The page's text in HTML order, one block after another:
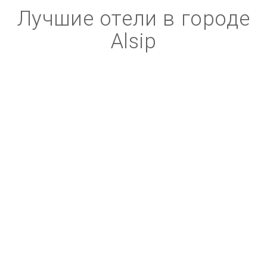
Лучшие отели в городе
Alsip